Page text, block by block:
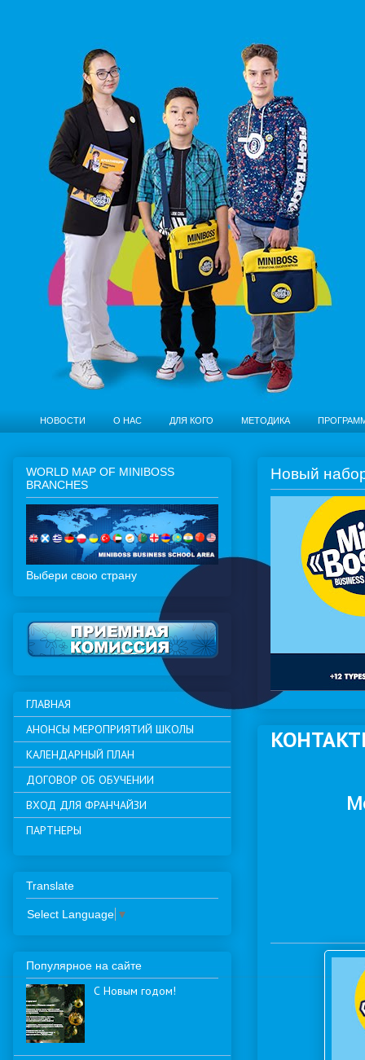
НОВОСТИ О НАС ДЛЯ КОГО МЕТОДИКА
Новый
WORLD MAP OF MINIBOSS
BRANCHES
Выбери свою страну
ГЛАВНАЯ
АНОНСЫ МЕРОПРИЯТИЙ ШКОЛЫ
КАЛЕНДАРНЫЙ ПЛАН
ДОГОВОР ОБ ОБУЧЕНИИ
ВХОД ДЛЯ ФРАНЧАЙЗИ
ПАРТНЕРЫ
Translate
Select Language ▼
Популярное на сайте
С Новым годом!